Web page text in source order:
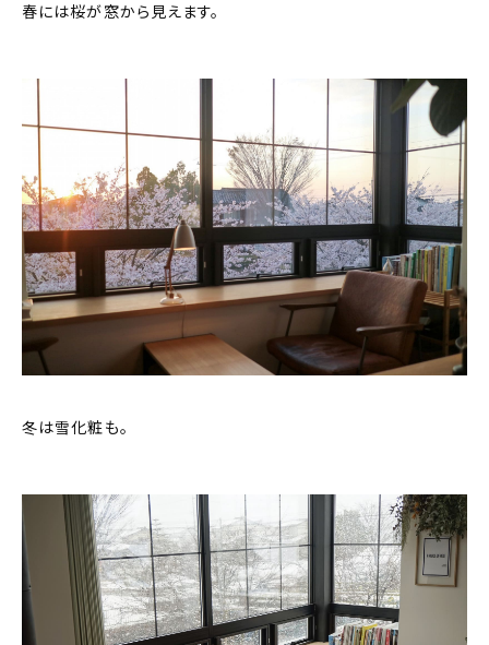
春には桜が窓から見えます。
冬は雪化粧も。